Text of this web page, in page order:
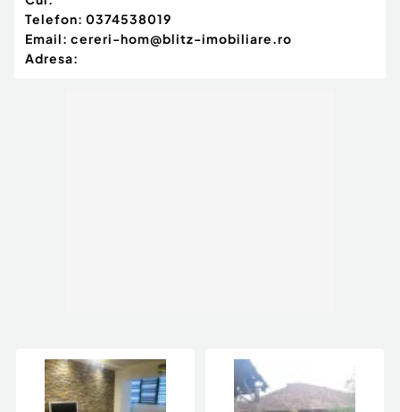
Număr Băi:
Nr. locuri parcare:3
Curent
Apă
Telefon: 0374538019
Email: cereri-hom@blitz-imobiliare.ro
Adresa: